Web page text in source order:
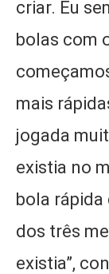
criar. Eu
bolas com
mais
jogada
existia no
bola
dos três
existia”,